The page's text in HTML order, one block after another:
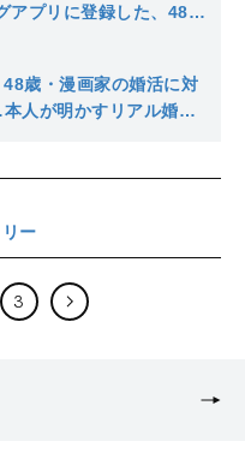
アプリに登録した、48歳
由は…
48歳・漫画家の婚活に対
人が明かすリアル婚活
ー
3